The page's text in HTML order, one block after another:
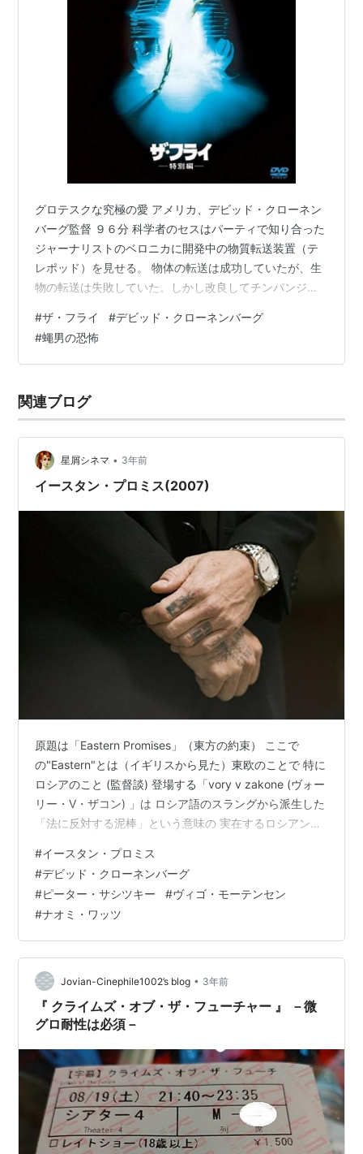
グロテスクな究極の愛 アメリカ、デビッド・クローネン
バーグ監督 ９６分 科学者のセスはパーティで知り合った
ジャーナリストのベロニカに開発中の物質転送装置（テ
レポッド）を見せる。 物体の転送は成功していたが、生
物の転送は失敗していた。しかし改良してチンパンジー
セスは自分を転送する。しかしテレポッドの中に一匹の
ハエが紛れ込んでいた。遺伝子レベルでセスとハエは融
合してしまう。 最初は力があふれ、爽快な気分だった
え、歯が抜け、爪が剥がれ、耳が落ち、人相や体臭が変
わった。 そして精神的にもセスは変わってゆ…
#ザ・フライ #デビッド・クローネンバーグ
#蠅男の恐怖
関連ブログ
星屑シネマ • 3年前
イースタン・プロミス(2007)
原題は「Eastern Promises」（東方の約束） ここで
の"Eastern"とは（イギリスから見た）東欧のことで 特に
ロシアのこと (監督談) 登場する「vory v zakone (ヴォー
リー・V・ザコン) 」は ロシア語のスラングから派生した
「法に反対する泥棒」という意味の 実在するロシアン・
ョージア、アルメニア、アゼルバイジャン キルギスタ
ン、ウズベキスタン 、チェチェン・・・など多民族にわ
たり ロシア革命（1917）以前の山賊などの犯罪者がギャ
ング化したというもの リーアム・ニーソンの「９６時
間」(2008)でも描かれていま…
#イースタン・プロミス
#デビッド・クローネンバーグ
#ピーター・サシツキー #ヴィゴ・モーテンセン
#ナオミ・ワッツ
Jovian-Cinephile1002’s blog • 3年前
『 クライムズ・オブ・ザ・フューチャー 』 －微
グロ耐性は必須－